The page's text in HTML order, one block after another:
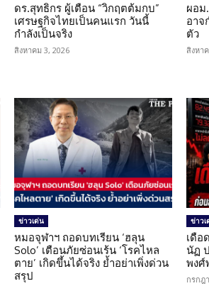
ดร.สุทธิกร ผู้เตือน “วิกฤตต้มกบ”
เศรษฐกิจไทยเป็นคนแรก วันนี้
กำลังเป็นจริง
สิงหาคม 3, 2026
ผอ
อาจ
ตัว
สิงหา
ข่าวเด่น
หมอจุฬาฯ ถอดบทเรียน ‘ฮลุน
Solo’ เตือนภัยซ่อนเร้น ‘โรคไหล
ตาย’ เกิดขึ้นได้จริง ย้ำอย่าเพิ่งด่วน
สรุป
ข่าวเ
เดือ
นัฏ
พงศ์
กรกฎ